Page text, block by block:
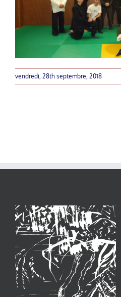
vendredi, 28th septembre, 2018